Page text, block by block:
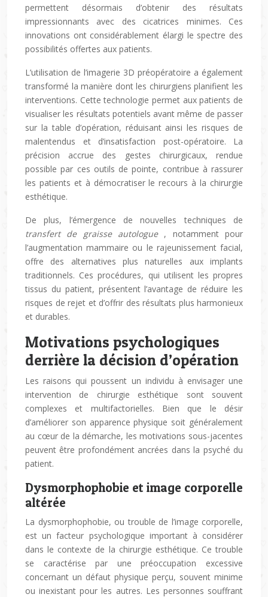
permettent désormais d’obtenir des résultats
impressionnants avec des cicatrices minimes. Ces
innovations ont considérablement élargi le spectre des
possibilités offertes aux patients.
L’utilisation de l’imagerie 3D préopératoire a également
transformé la manière dont les chirurgiens planifient les
interventions. Cette technologie permet aux patients de
visualiser les résultats potentiels avant même de passer
sur la table d’opération, réduisant ainsi les risques de
malentendus et d’insatisfaction post-opératoire. La
précision accrue des gestes chirurgicaux, rendue
possible par ces outils de pointe, contribue à rassurer
les patients et à démocratiser le recours à la chirurgie
esthétique.
De plus, l’émergence de nouvelles techniques de
transfert de graisse autologue , notamment pour
l’augmentation mammaire ou le rajeunissement facial,
offre des alternatives plus naturelles aux implants
traditionnels. Ces procédures, qui utilisent les propres
tissus du patient, présentent l’avantage de réduire les
risques de rejet et d’offrir des résultats plus harmonieux
et durables.
Motivations psychologiques
derrière la décision d’opération
Les raisons qui poussent un individu à envisager une
intervention de chirurgie esthétique sont souvent
complexes et multifactorielles. Bien que le désir
d’améliorer son apparence physique soit généralement
au cœur de la démarche, les motivations sous-jacentes
peuvent être profondément ancrées dans la psyché du
patient.
Dysmorphophobie et image corporelle
altérée
La dysmorphophobie, ou trouble de l’image corporelle,
est un facteur psychologique important à considérer
dans le contexte de la chirurgie esthétique. Ce trouble
se caractérise par une préoccupation excessive
concernant un défaut physique perçu, souvent minime
ou inexistant pour les autres. Les personnes souffrant